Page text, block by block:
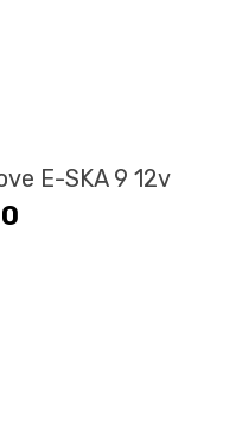
E-SKA 9 12v